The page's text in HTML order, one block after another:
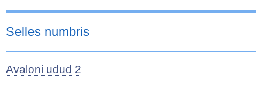
Selles numbris
Avaloni udud 2